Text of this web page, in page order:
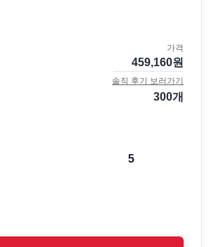
가격
459,160원
솔직 후기 보러가기
300개
5